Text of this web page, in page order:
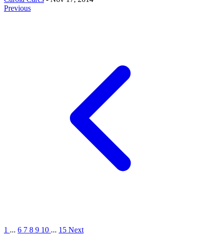
Previous
1 ... 6 7 8 9 10 ... 15 Next